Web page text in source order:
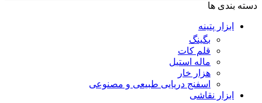
دسته بندی ها
ابزار پتینه
بگینگ
قلم کات
ماله استیل
هزار خار
اسفنج دریایی طبیعی و مصنوعی
ابزار نقاشی